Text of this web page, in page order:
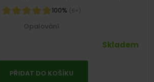
100% (6×)
Opalování
Skladem
PŘIDAT DO KOŠÍKU